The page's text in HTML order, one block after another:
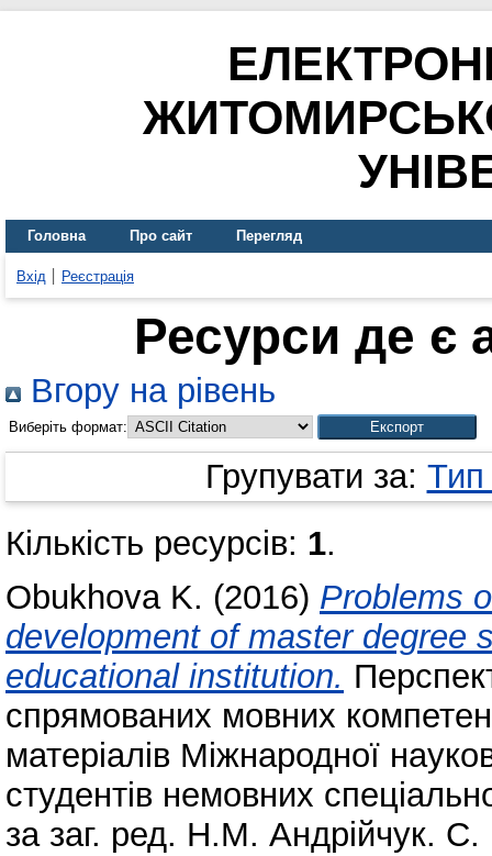
Головна Про сайт Перегляд
Вхід Реєстрація
Ресурси де є
Вгору на рівень
Виберіть формат:
Групувати за: Тип
Кількість ресурсів: 1.
Obukhova K. (2016) Problems
development of master degree
educational institution.
спрямованих мовних
матеріалів Міжнародної
студентів немовних
за заг. ред. Н.М. Андрійчук. С.